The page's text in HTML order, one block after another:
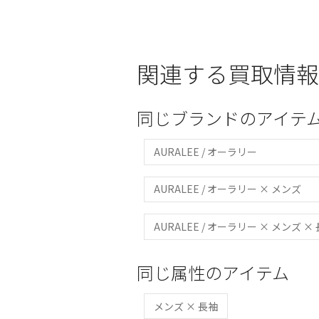
関連する買取情報
同じブランドのアイテ
AURALEE / オーラリー
AURALEE / オーラリー × メンズ
AURALEE / オーラリー × メンズ ×
同じ属性のアイテム
メンズ × 長袖